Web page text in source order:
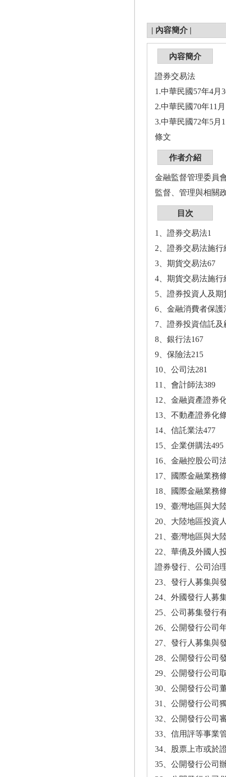
| 內容簡介 |
內容簡介
證券交易法
1.中華民國57年4月
2.中華民國70年11
3.中華民國72年5月
條文
作者介紹
金融監督管理委員
監督、管理與相關
目次
1、證券交易法1
2、證券交易法施行
3、期貨交易法67
4、期貨交易法施行
5、證券投資人及
6、金融消費者保護
7、證券投資信託及
8、銀行法167
9、保險法215
10、公司法281
11、會計師法389
12、金融資產證券
13、不動產證券化
14、信託業法477
15、企業併購法495
16、金融控股公司
17、國際金融業務
18、國際金融業務
19、臺灣地區與大
20、大陸地區投資
21、臺灣地區與大
22、華僑及外國人
證券發行、公司治
23、發行人募集與
24、外國發行人募
25、公司募集發行
26、公開發行公司
27、發行人募集與
28、公開發行公司
29、公開發行公司
30、公開發行公司
31、公開發行公司
32、公開發行公司
33、信用評等事業
34、股票上市或於
35、公開發行公司